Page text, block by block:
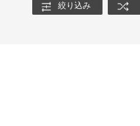
絞り込み